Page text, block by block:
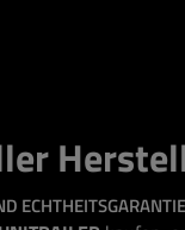
ECHTHEITSGARANTIE